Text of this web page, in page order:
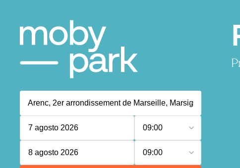
7 agosto 2026 09:00
8 agosto 2026 09:00